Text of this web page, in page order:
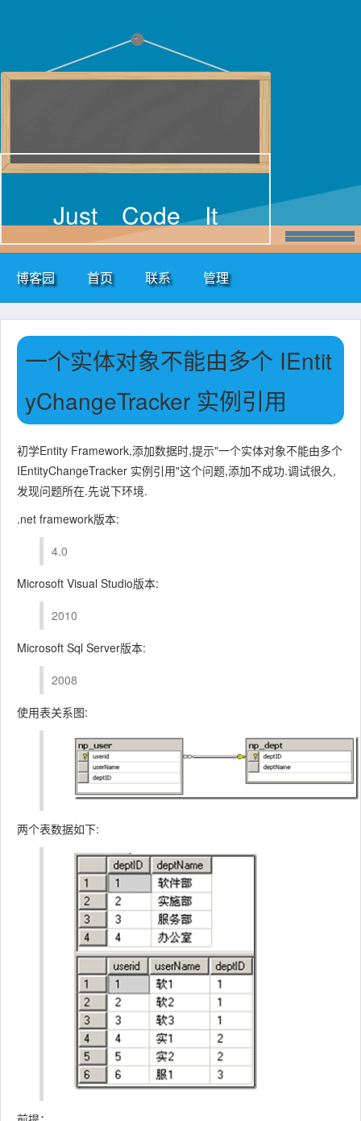
Just Code It
博客园 首页 联系 管理
一个实体对象不能由多个 IEntit
yChangeTracker 实例引用
初学Entity Framework,添加数据时,提示"一个实体对象不能由多个
IEntityChangeTracker 实例引用"这个问题,添加不成功.调试很久,
发现问题所在.先说下环境.
.net framework版本:
4.0
Microsoft Visual Studio版本:
2010
Microsoft Sql Server版本:
2008
使用表关系图:
两个表数据如下: